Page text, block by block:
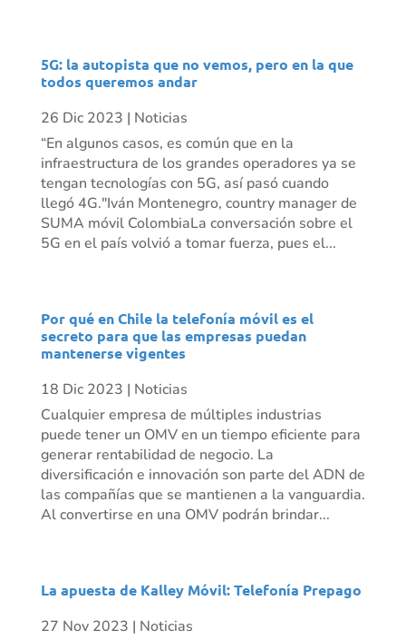
5G: la autopista que no vemos, pero en la que
todos queremos andar
26 Dic 2023 | Noticias
“En algunos casos, es común que en la
infraestructura de los grandes operadores ya se
tengan tecnologías con 5G, así pasó cuando
llegó 4G."Iván Montenegro, country manager de
SUMA móvil ColombiaLa conversación sobre el
5G en el país volvió a tomar fuerza, pues el...
Por qué en Chile la telefonía móvil es el
secreto para que las empresas puedan
mantenerse vigentes
18 Dic 2023 | Noticias
Cualquier empresa de múltiples industrias
puede tener un OMV en un tiempo eficiente para
generar rentabilidad de negocio. La
diversificación e innovación son parte del ADN de
las compañías que se mantienen a la vanguardia.
Al convertirse en una OMV podrán brindar...
La apuesta de Kalley Móvil: Telefonía Prepago
27 Nov 2023 | Noticias